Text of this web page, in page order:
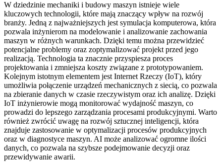
W dziedzinie mechaniki i budowy maszyn istnieje wiele
kluczowych technologii, które mają znaczący wpływ na rozwój
branży. Jedną z najważniejszych jest symulacja komputerowa, która
pozwala inżynierom na modelowanie i analizowanie zachowania
maszyn w różnych warunkach. Dzięki temu można przewidzieć
potencjalne problemy oraz zoptymalizować projekt przed jego
realizacją. Technologia ta znacznie przyspiesza proces
projektowania i zmniejsza koszty związane z prototypowaniem.
Kolejnym istotnym elementem jest Internet Rzeczy (IoT), który
umożliwia połączenie urządzeń mechanicznych z siecią, co pozwala
na zbieranie danych w czasie rzeczywistym oraz ich analizę. Dzięki
IoT inżynierowie mogą monitorować wydajność maszyn, co
prowadzi do lepszego zarządzania procesami produkcyjnymi. Warto
również zwrócić uwagę na rozwój sztucznej inteligencji, która
znajduje zastosowanie w optymalizacji procesów produkcyjnych
oraz w diagnostyce maszyn. AI może analizować ogromne ilości
danych, co pozwala na szybsze podejmowanie decyzji oraz
przewidywanie awarii.